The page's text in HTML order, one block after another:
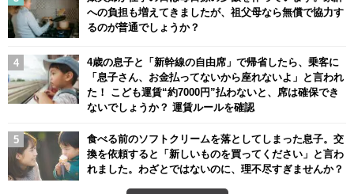
への負担も増えてきましたが、祖父母なら無償で協力す
るのが普通でしょうか？
4歳の息子と「新幹線の自由席」で帰省したら、乗客に
「息子さん、お金払ってないから座れないよ」と言われ
た！ こども運賃“約7000円”払わないと、席は確保でき
ないでしょうか？ 運賃ルールを確認
食べる前のソフトクリームを落としてしまった息子。交
換を依頼すると「新しいものを買ってください」と言わ
れました。わざとではないのに、理不尽すぎませんか？